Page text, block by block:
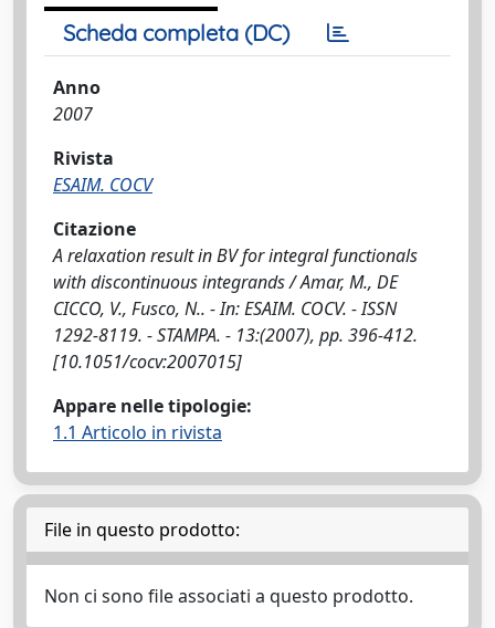
Scheda completa (DC)
Anno
2007
Rivista
ESAIM. COCV
Citazione
A relaxation result in BV for integral functionals
with discontinuous integrands / Amar, M., DE
CICCO, V., Fusco, N.. - In: ESAIM. COCV. - ISSN
1292-8119. - STAMPA. - 13:(2007), pp. 396-412.
[10.1051/cocv:2007015]
Appare nelle tipologie:
1.1 Articolo in rivista
File in questo prodotto:
Non ci sono file associati a questo prodotto.